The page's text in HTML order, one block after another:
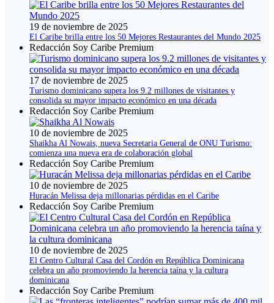
19 de noviembre de 2025
El Caribe brilla entre los 50 Mejores Restaurantes del Mundo 2025
Redacción Soy Caribe Premium
17 de noviembre de 2025
Turismo dominicano supera los 9.2 millones de visitantes y
consolida su mayor impacto económico en una década
Redacción Soy Caribe Premium
10 de noviembre de 2025
Shaikha Al Nowais, nueva Secretaria General de ONU Turismo:
comienza una nueva era de colaboración global
Redacción Soy Caribe Premium
10 de noviembre de 2025
Huracán Melissa deja millonarias pérdidas en el Caribe
Redacción Soy Caribe Premium
10 de noviembre de 2025
El Centro Cultural Casa del Cordón en República Dominicana
celebra un año promoviendo la herencia taína y la cultura
dominicana
Redacción Soy Caribe Premium